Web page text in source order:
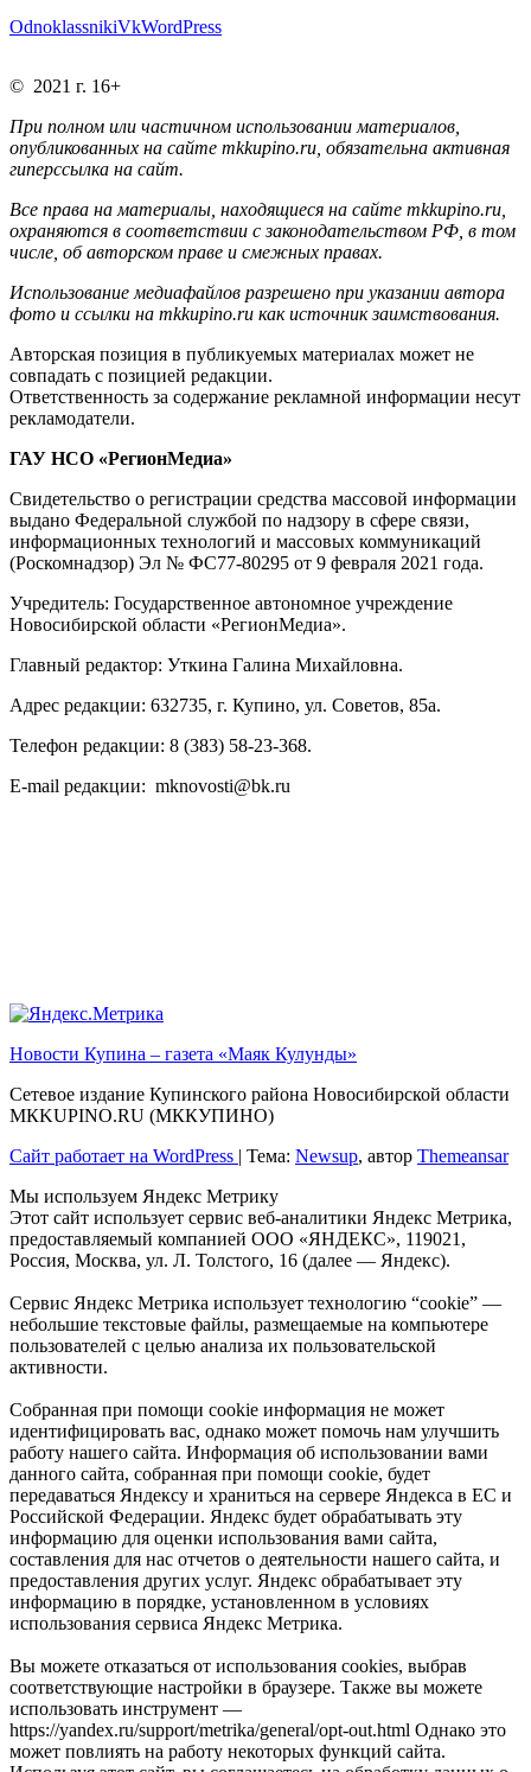
OdnoklassnikiVkWordPress
© 2021 г. 16+
При полном или частичном использовании материалов,
опубликованных на сайте mkkupino.ru, обязательна активная
гиперссылка на сайт.
Все права на материалы, находящиеся на сайте mkkupino.ru,
охраняются в соответствии с законодательством РФ, в том
числе, об авторском праве и смежных правах.
Использование медиафайлов разрешено при указании автора
фото и ссылки на mkkupino.ru как источник заимствования.
Авторская позиция в публикуемых материалах может не
совпадать с позицией редакции.
Ответственность за содержание рекламной информации несут
рекламодатели.
ГАУ НСО «РегионМедиа»
Свидетельство о регистрации средства массовой информации
выдано Федеральной службой по надзору в сфере связи,
информационных технологий и массовых коммуникаций
(Роскомнадзор) Эл № ФС77-80295 от 9 февраля 2021 года.
Учредитель: Государственное автономное учреждение
Новосибирской области «РегионМедиа».
Главный редактор: Уткина Галина Михайловна.
Адрес редакции: 632735, г. Купино, ул. Советов, 85а.
Телефон редакции: 8 (383) 58-23-368.
E-mail редакции: mknovosti@bk.ru
Новости Купина – газета «Маяк Кулунды»
Сетевое издание Купинского района Новосибирской области
МКKUPINO.RU (МККУПИНО)
Сайт работает на WordPress
Тема: Newsup, автор Themeansar
Мы используем Яндекс Метрику
Этот сайт использует сервис веб-аналитики Яндекс Метрика,
предоставляемый компанией ООО «ЯНДЕКС», 119021,
Россия, Москва, ул. Л. Толстого, 16 (далее — Яндекс).
Сервис Яндекс Метрика использует технологию “cookie” —
небольшие текстовые файлы, размещаемые на компьютере
пользователей с целью анализа их пользовательской
активности.
Собранная при помощи cookie информация не может
идентифицировать вас, однако может помочь нам улучшить
работу нашего сайта. Информация об использовании вами
данного сайта, собранная при помощи cookie, будет
передаваться Яндексу и храниться на сервере Яндекса в ЕС и
Российской Федерации. Яндекс будет обрабатывать эту
информацию для оценки использования вами сайта,
составления для нас отчетов о деятельности нашего сайта, и
предоставления других услуг. Яндекс обрабатывает эту
информацию в порядке, установленном в условиях
использования сервиса Яндекс Метрика.
Вы можете отказаться от использования cookies, выбрав
соответствующие настройки в браузере. Также вы можете
использовать инструмент —
https://yandex.ru/support/metrika/general/opt-out.html Однако это
может повлиять на работу некоторых функций сайта.